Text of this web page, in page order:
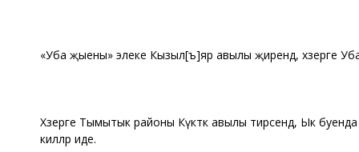
«Уба җыены» элеке Кызыл[ъ]яр авылы җирендә, хәзерге
Хәзерге Тымытык районы Күктәкә авылы тирәсендә, Ык
киләләр иде.